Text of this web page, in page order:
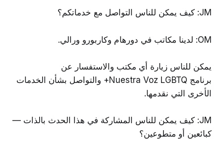
JM: كيف يمكن للناس التواصل مع خدماتكم؟
OM: لدينا مكاتب في دورهام وكاربورو ورالي.
يمكن للناس زيارة أي مكتب والاستفسار عن
برنامج Nuestra Voz LGBTQ+ والتواصل بشأن الخدمات
الأخرى التي نقدمها.
JM: كيف يمكن للناس المشاركة في هذا الحدث بالذات —
كبائعين أو متطوعين؟